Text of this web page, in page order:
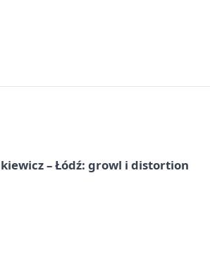
– Łódź: growl i distortion